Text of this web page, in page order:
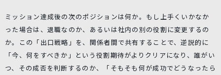
ミッション達成後の次のポジションは何か。もし上手くいかなか
った場合は、退職なのか、あるいは社内の別の役割に変更するの
か。この「出口戦略」を、関係者間で共有することで、逆説的に
「今、何をすべきか」という役割期待がよりクリアになり、誰がい
つ、その成否を判断するのか、「そもそも何が成功でどうなったら